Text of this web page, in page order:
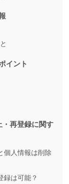
イント
・再登録に関す
個人情報は削除
録は可能？